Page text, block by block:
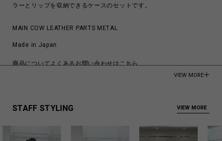
ラーとリップを収納できるケースのセットです。
MAIN COW LEATHER PARTS METAL
Made in Japan
商品についてよくあるお問い合わせはこちら
VIEW MORE
STAFF STYLING VIEW MORE